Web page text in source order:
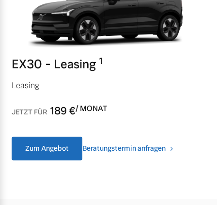
Mehr erfahren
Versicherung
EX30 - Leasing 1
Leasing
JETZT FÜR 189 €/ MONAT
Zum Angebot Beratungstermin anfragen